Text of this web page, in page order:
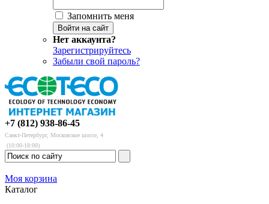
Запомнить меня
Нет аккаунта?
Зарегистрируйтесь
Забыли свой пароль?
+7 (812) 938-86-45
Санкт-Петербург, Московское шоссе, 4
(10:00-18:00)
Моя корзина
Каталог